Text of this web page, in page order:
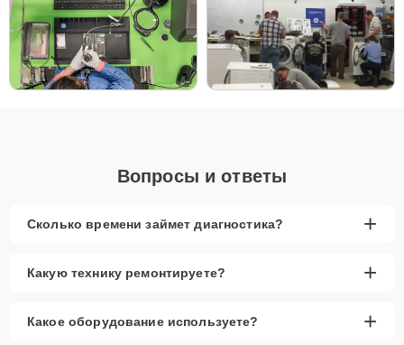
Вопросы и ответы
Сколько времени займет диагностика? +
Какую технику ремонтируете? +
Какое оборудование используете? +